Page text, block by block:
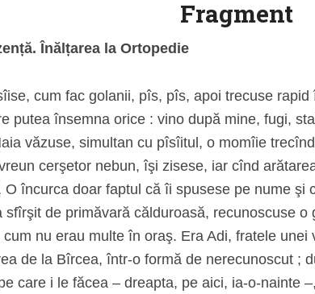
Fragment
Înălțarea la Ortopedie
cum fac golanii, pîs, pîs, apoi trecuse
putea însemna orice : vino după mine, fugi,
văzuse, simultan cu pîsîitul, o momîie
cerşetor nebun, îşi zisese, iar cînd
O încurca doar faptul că îi spusese pe nume şi
sfîrşit de primăvară călduroasă, recunoscuse o
nu erau multe în oraş. Era Adi, fratele unei
de la Bîrcea, într-o formă de nerecunoscut ;
care i le făcea – dreapta, pe aici, ia-o-nainte